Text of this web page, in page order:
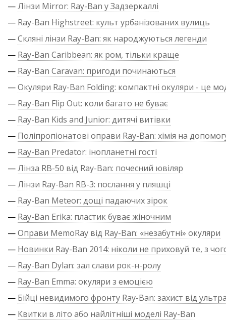
—Лінзи Mirror: Ray-Ban у Задзеркаллі
— Ray-Ban Highstreet: культ урбанізованих вулиць
—Скляні лінзи Ray-Ban: як народжуються легенди
— Ray-Ban Caribbean: як ром, тільки краще
— Ray-Ban Caravan: пригоди починаються
—Окуляри Ray-Ban Folding: компактні окуляри - це
— Ray-Ban Flip Out: коли багато не буває
— Ray-Ban Kids and Junior: дитячі витівки
— Поліпропіонатові оправи Ray-Ban: хімія на
— Ray-Ban Predator: інопланетні гості
—Лінза RB-50 від Ray-Ban: почесний ювіляр
—Лінзи Ray-Ban RB-3: послання у пляшці
— Ray-Ban Meteor: дощі падаючих зірок
— Ray-Ban Erika: пластик буває жіночним
—Оправи MemoRay від Ray-Ban: «незабутні» окуляри
— Новинки Ray-Ban 2014: ніколи не приховуй те, з
— Ray-Ban Dylan: зал слави рок-н-ролу
— Ray-Ban Emma: окуляри з емоцією
— Бійці невидимого фронту Ray-Ban: захист від
— Квитки в літо або найлітніші моделі Ray-Ban